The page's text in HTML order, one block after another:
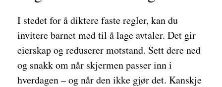
I stedet for å diktere faste regler, kan du
invitere barnet med til å lage avtaler. Det gir
eierskap og reduserer motstand. Sett dere ned
og snakk om når skjermen passer inn i
hverdagen – og når den ikke gjør det. Kanskje